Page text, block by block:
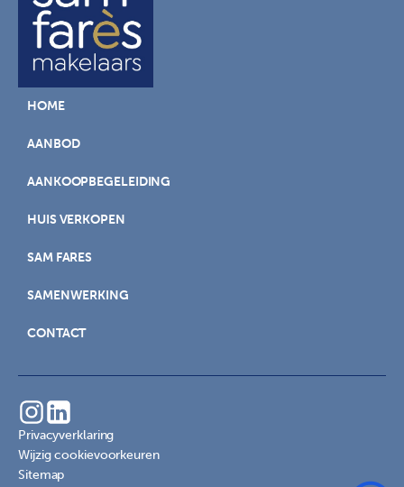
HOME
AANBOD
AANKOOPBEGELEIDING
HUIS VERKOPEN
SAM FARES
SAMENWERKING
CONTACT
Privacyverklaring
Wijzig cookievoorkeuren
Sitemap